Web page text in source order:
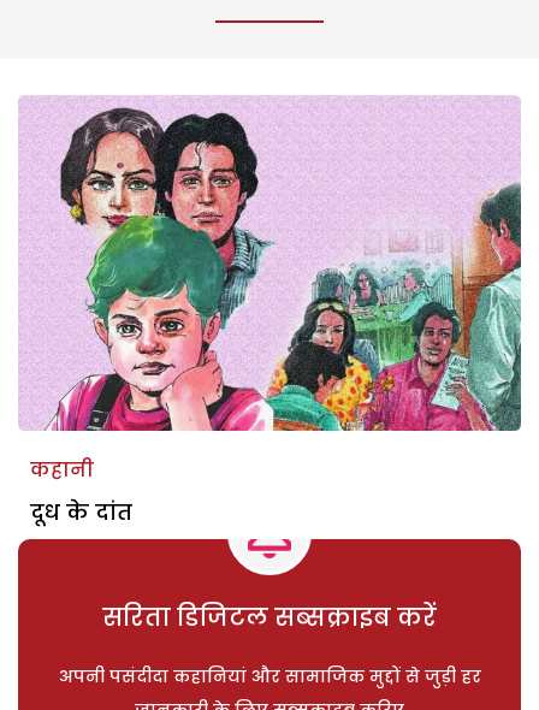
कहानी
दूध के दांत
सरिता डिजिटल सब्सक्राइब करें
अपनी पसंदीदा कहानियां और सामाजिक मुद्दों से जुड़ी हर